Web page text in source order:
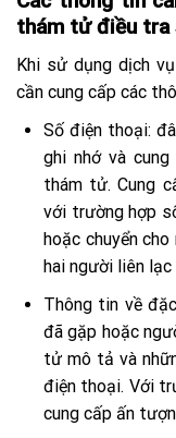
thám tử điều tra
Khi sử dụng dịch vụ
cần cung cấp các
Số điện thoại:
ghi nhớ và
thám tử. Cung
với trường hợp
hoặc chuyển
hai người liên lạc
Thông tin về
đã gặp hoặc
tử mô tả và
điện thoại. Với
cung cấp ấn